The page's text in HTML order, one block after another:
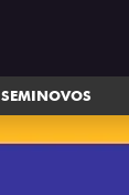
SEMINOVOS